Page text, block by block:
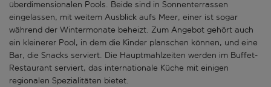
überdimensionalen Pools. Beide sind in Sonnenterrassen
eingelassen, mit weitem Ausblick aufs Meer, einer ist sogar
während der Wintermonate beheizt. Zum Angebot gehört auch
ein kleinerer Pool, in dem die Kinder planschen können, und eine
Bar, die Snacks serviert. Die Hauptmahlzeiten werden im Buffet-
Restaurant serviert, das internationale Küche mit einigen
regionalen Spezialitäten bietet.